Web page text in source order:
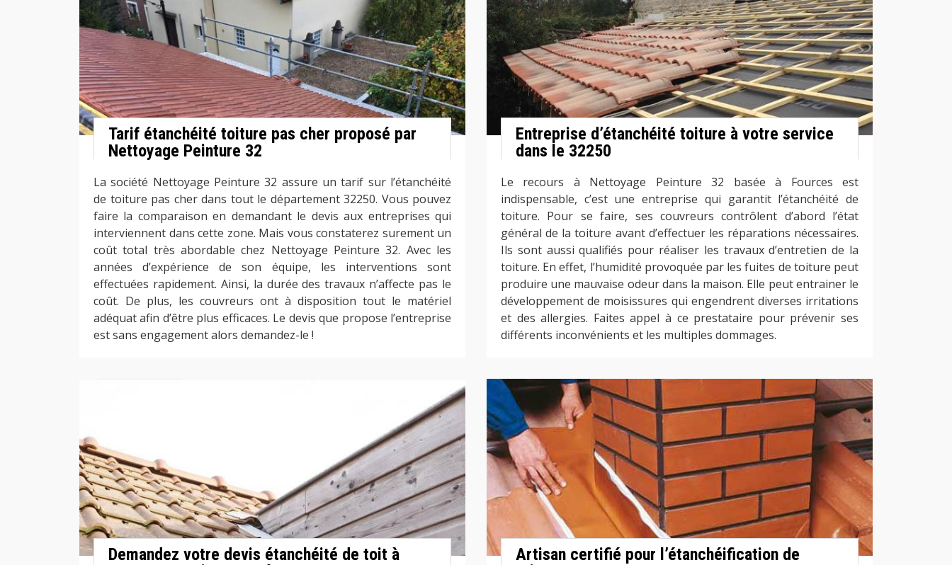
Tarif étanchéité toiture pas cher proposé par
Nettoyage Peinture 32
La société Nettoyage Peinture 32 assure un tarif sur l’étanchéité
de toiture pas cher dans tout le département 32250. Vous pouvez
faire la comparaison en demandant le devis aux entreprises qui
interviennent dans cette zone. Mais vous constaterez surement un
coût total très abordable chez Nettoyage Peinture 32. Avec les
années d’expérience de son équipe, les interventions sont
effectuées rapidement. Ainsi, la durée des travaux n’affecte pas le
coût. De plus, les couvreurs ont à disposition tout le matériel
adéquat afin d’être plus efficaces. Le devis que propose l’entreprise
est sans engagement alors demandez-le !
Entreprise d’étanchéité toiture à votre service
dans le 32250
Le recours à Nettoyage Peinture 32 basée à Fources est
indispensable, c’est une entreprise qui garantit l’étanchéité de
toiture. Pour se faire, ses couvreurs contrôlent d’abord l’état
général de la toiture avant d’effectuer les réparations nécessaires.
Ils sont aussi qualifiés pour réaliser les travaux d’entretien de la
toiture. En effet, l’humidité provoquée par les fuites de toiture peut
produire une mauvaise odeur dans la maison. Elle peut entrainer le
développement de moisissures qui engendrent diverses irritations
et des allergies. Faites appel à ce prestataire pour prévenir ses
différents inconvénients et les multiples dommages.
Demandez votre devis étanchéité de toit à
Artisan certifié pour l’étanchéification de